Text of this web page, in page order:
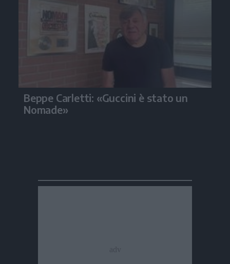
Beppe Carletti: «Guccini è stato un
Nomade»